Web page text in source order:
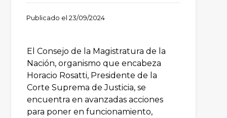
Publicado el23/09/2024
El Consejo de la Magistratura de la
Nación, organismo que encabeza
Horacio Rosatti, Presidente de la
Corte Suprema de Justicia, se
encuentra en avanzadas acciones
para poner en funcionamiento,